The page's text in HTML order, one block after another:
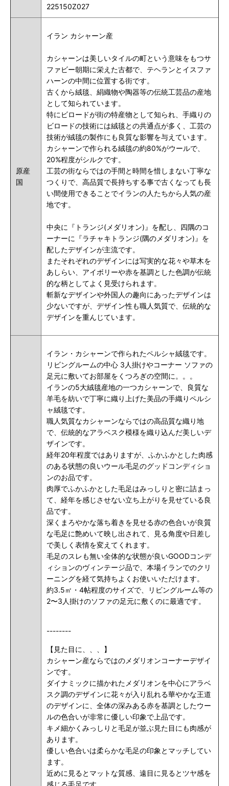
225150Z027
原産
国
イラン カシャーン産
カシャーンは美しいタイルの町という意味をもつサ
ファビー朝期に栄えた古都で、テヘランとイスファ
ハーンの中間に位置する街です。
古くから絨毯、絹織物や陶器等の伝統工芸品の産地
として知られています。
特にビロードが街の特産物として知られ、手織りの
ビロードの技術には絨毯との共通点が多く、工芸の
技術が絨毯の製作にも良質な影響を与えています。
カシャーンで作られる絨毯の約80%がウールで、
20%程度がシルクです。
工芸の街ならではの手間と時間を惜しまない丁寧な
つくりで、高品質で長持ちする事で古くなっても長
い間使用できることでイランの人たちから人気の産
地です。
中央に『トランジ(メダリオン)』を配し、四隅のコ
ーナーに『ラチャキトランジ(隅のメダリオン)』を
配したデザインが主流です。
またそれぞれのデザインには写実的な花々や草木を
あしらい、アイボリーや赤を基調とした色調が伝統
的な柄としてよく見受けられます。
斬新なデザインや外国人の趣向にあったデザインは
少ないですが、デザイン性も職人気質で、伝統的な
デザインを重んじています。
イラン・カシャーンで作られたペルシャ絨毯です。
リビングルームの中心 3人掛けやコーナー ソファの
足元に敷いてお部屋をくつろぎの空間に。。。
イランの5大絨毯産地の一つカシャーンで、良質な
羊毛を紡いで丁寧に織り上げた美品の手織りペルシ
ャ絨毯です。
職人気質なカシャーンならではの高品質な織り地
で、伝統的なアラベスク模様を織り込んだ美しいデ
ザインです。
経年20年程度ではありますが、ふかふかとした肉感
のある状態の良いウール毛足のグッドコンディショ
ンのお品です。
肉厚でふかふかとした毛足はみっしりと密に詰まっ
て、経年を感じさせない立ち上がりを見せている良
品です。
深くまろやかな落ち着きを見せる赤の色合いが良質
な毛足に艶めいて映し出されて、見る角度や日差し
で美しく表情を変えてくれます。
毛足のスレも無い全体的な状態が良いGOODコンデ
ィションのヴィンテージ品で、本場イランでのクリ
ーニングを経て気持ちよくお使いいただけます。
約3.5㎡・4帖程度のサイズで、リビングルーム等の
2〜3人掛けのソファの足元に敷くのに最適です。
--------
【見た目に、、、】
カシャーン産ならではのメダリオンコーナーデザイ
ンです。
ダイナミックに描かれたメダリオンを中心にアラベ
スク調のデザインに花々が入り乱れる華やかな王道
のデザインに、全体の深みある赤を基調としたウー
ルの色合いが非常に優しい印象で上品です。
キメ細かくみっしりと毛足が並ぶ見た目にも肉感が
あります。
優しい色合いは柔らかな毛足の印象とマッチしてい
ます。
近めに見るとマットな質感、遠目に見るとツヤ感を
感じる毛足です。